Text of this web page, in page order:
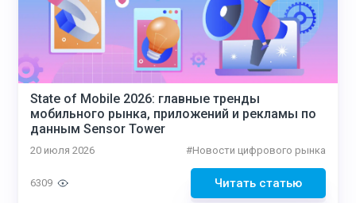
State of Mobile 2026: главные тренды
мобильного рынка, приложений и рекламы по
данным Sensor Tower
20 июля 2026 #Новости цифрового рынка
Читать статью
6309